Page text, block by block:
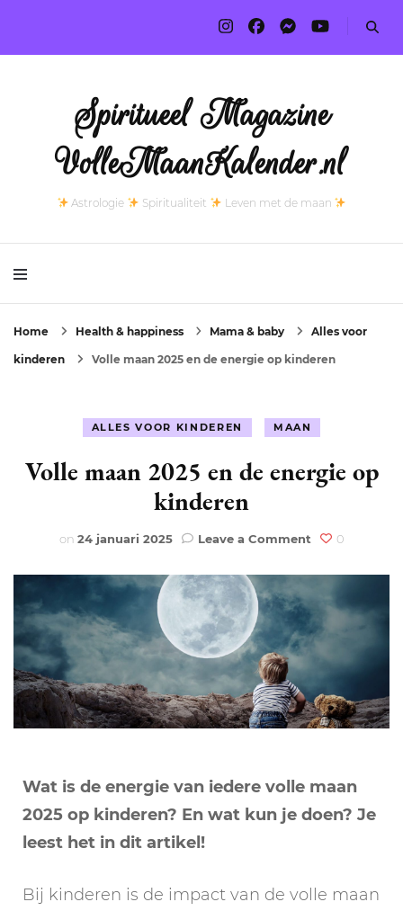
Spiritueel Magazine
VolleMaanKalender.nl
Astrologie Spiritualiteit Leven met de maan
Home Health & happiness Mama & baby Alles voor
kinderen Volle maan 2025 en de energie op kinderen
ALLES VOOR KINDEREN MAAN
Volle maan 2025 en de energie op
kinderen
on 24 januari 2025 Leave a Commenton
maan
en
de
op
0
Wat is de energie van iedere volle maan
2025 op kinderen? En wat kun je doen? Je
leest het in dit artikel!
Bij kinderen is de impact van de volle maan